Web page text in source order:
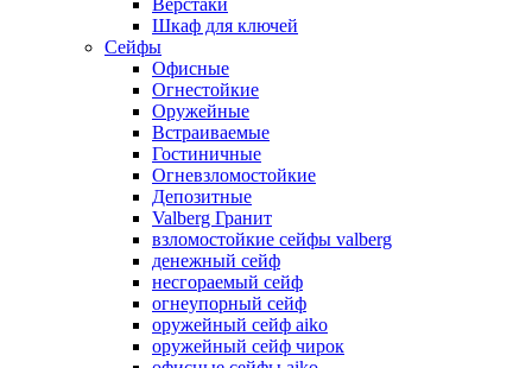
Верстаки
Шкаф для ключей
Сейфы
Офисные
Огнестойкие
Оружейные
Встраиваемые
Гостиничные
Огневзломостойкие
Депозитные
Valberg Гранит
взломостойкие сейфы valberg
денежный сейф
несгораемый сейф
огнеупорный сейф
оружейный сейф aiko
оружейный сейф чирок